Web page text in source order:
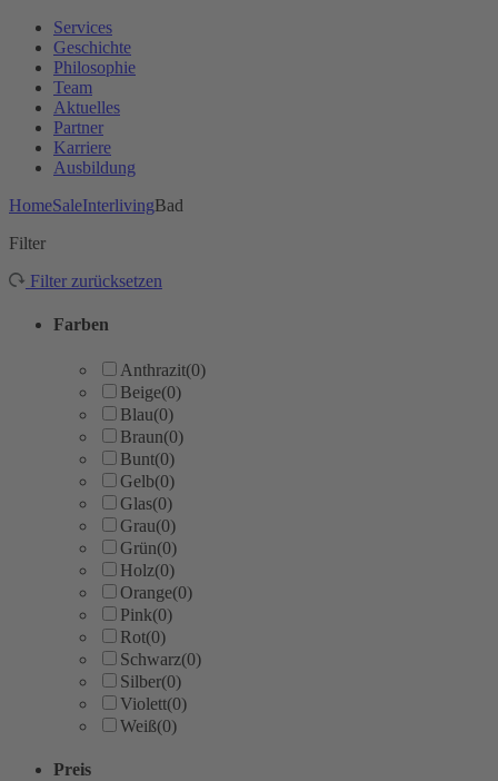
Services
Geschichte
Philosophie
Team
Aktuelles
Partner
Karriere
Ausbildung
HomeSaleInterlivingBad
Filter
Filter zurücksetzen
Farben
Anthrazit(0)
Beige(0)
Blau(0)
Braun(0)
Bunt(0)
Gelb(0)
Glas(0)
Grau(0)
Grün(0)
Holz(0)
Orange(0)
Pink(0)
Rot(0)
Schwarz(0)
Silber(0)
Violett(0)
Weiß(0)
Preis